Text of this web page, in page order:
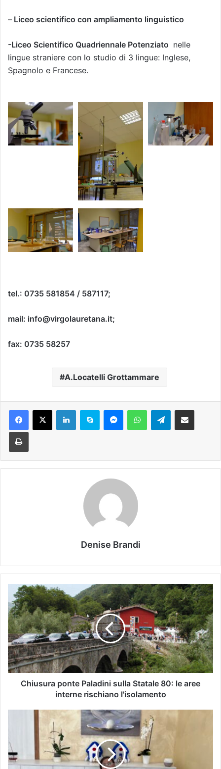
– Liceo scientifico con ampliamento linguistico
-Liceo Scientifico Quadriennale Potenziato nelle
lingue straniere con lo studio di 3 lingue: Inglese,
Spagnolo e Francese.
tel.: 0735 581854 / 587117;
mail: info@virgolauretana.it;
fax: 0735 58257
A.Locatelli Grottammare
Telegram
Denise Brandi
Chiusura ponte Paladini sulla Statale 80: le aree
interne rischiano l'isolamento